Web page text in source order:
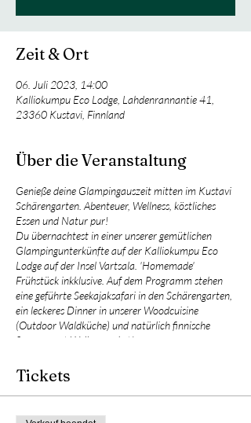
Zeit & Ort
06. Juli 2023, 14:00
Kalliokumpu Eco Lodge, Lahdenrannantie 41,
23360 Kustavi, Finnland
Über die Veranstaltung
Genieße deine Glampingauszeit mitten im Kustavi
Schärengarten. Abenteuer, Wellness, köstliches
Essen und Natur pur!
Du übernachtest in einer unserer gemütlichen
Glampingunterkünfte auf der Kalliokumpu Eco
Lodge auf der Insel Vartsala. 'Homemade'
Frühstück inkklusive. Auf dem Programm stehen
eine geführte Seekajaksafari in den Schärengarten,
ein leckeres Dinner in unserer Woodcuisine
(Outdoor Waldküche) und natürlich finnische
Sauna samt Wellnesspaket!
Tickets